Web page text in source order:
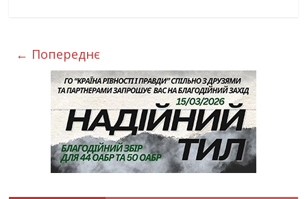
← Попереднє